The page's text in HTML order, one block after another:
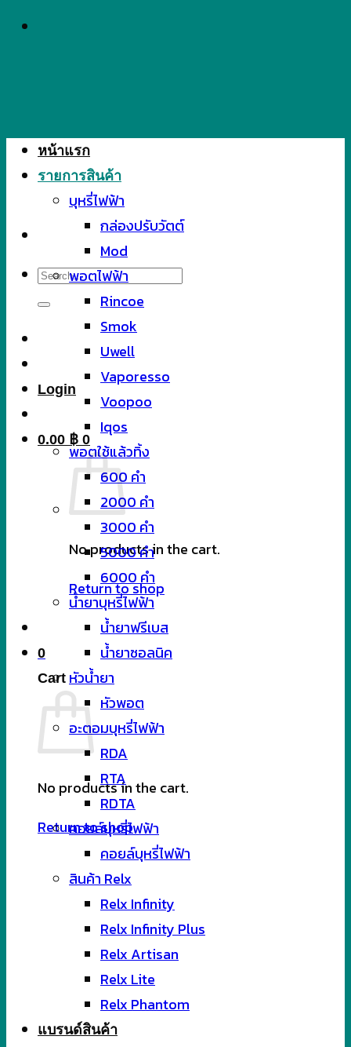
Skip
Search
for:
Login
0.00 ฿ 0
No products in the cart.
Return to shop
0
Cart
No products in the cart.
Return to shop
หน้าแรก
รายการสินค้า
บุหรี่ไฟฟ้า
กล่องปรับวัตต์
Mod
พอตไฟฟ้า
Rincoe
Smok
Uwell
Vaporesso
Voopoo
Iqos
พอตใช้แล้วทิ้ง
600 คำ
2000 คำ
3000 คำ
5000 คำ
6000 คำ
น้ำยาบุหรี่ไฟฟ้า
น้ำยาฟรีเบส
น้ำยาซอลนิค
หัวน้ำยา
หัวพอต
อะตอมบุหรี่ไฟฟ้า
RDA
RTA
RDTA
คอยล์บุหรี่ไฟฟ้า
คอยล์บุหรี่ไฟฟ้า
สินค้า Relx
Relx Infinity
Relx Infinity Plus
Relx Artisan
Relx Lite
Relx Phantom
แบรนด์สินค้า